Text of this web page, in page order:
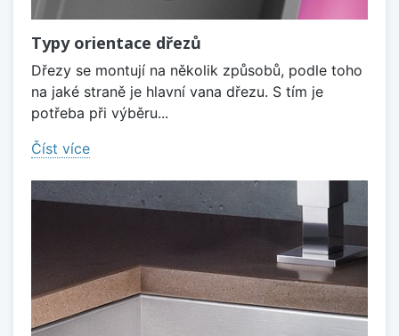
Typy orientace dřezů
Dřezy se montují na několik způsobů, podle toho
na jaké straně je hlavní vana dřezu. S tím je
potřeba při výběru...
Číst více